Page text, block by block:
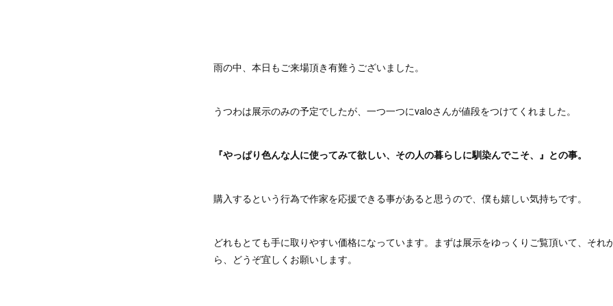
雨の中、本日もご来場頂き有難うございました。
うつわは展示のみの予定でしたが、一つ一つにvaloさんが値段をつけてくれました。
『やっぱり色んな人に使ってみて欲しい、その人の暮らしに馴染んでこそ、』との事。
購入するという行為で作家を応援できる事があると思うので、僕も嬉しい気持ちです。
どれもとても手に取りやすい価格になっています。まずは展示をゆっくりご覧頂いて、それ
ら、どうぞ宜しくお願いします。